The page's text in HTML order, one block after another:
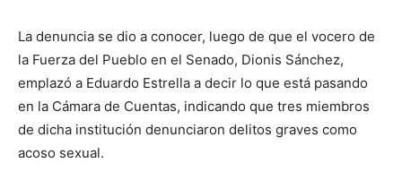
La denuncia se dio a conocer, luego de que el vocero de
la Fuerza del Pueblo en el Senado, Dionis Sánchez,
emplazó a Eduardo Estrella a decir lo que está pasando
en la Cámara de Cuentas, indicando que tres miembros
de dicha institución denunciaron delitos graves como
acoso sexual.